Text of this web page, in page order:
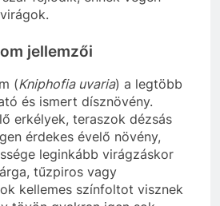
jellemzői
(Kniphofia uvaria) a legtöbb
és ismert dísznövény.
erkélyek, teraszok dézsás
érdekes évelő növény,
leginkább virágzáskor
tűzpiros vagy
kellemes színfoltot visznek